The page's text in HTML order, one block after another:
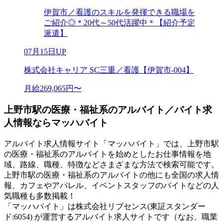
伊賀市／看護のスキルを発揮できる職場を
ご紹介◎＊20代～50代活躍中＊【紹介予定
派遣】
07月15日UP
株式会社キャリア SC三重／看護【伊賀市-004】
月給269,065円〜
上野市駅の医療・福祉系のアルバイト／バイト求
人情報ならマッハバイト
アルバイト求人情報サイト「マッハバイト」では、上野市駅
の医療・福祉系のアルバイトを始めとしたお仕事情報を地
域、路線、職種、特徴などさまざまな方法で検索可能です。
上野市駅の医療・福祉系のアルバイトの他にも全国の求人情
報、カフェやアパレル、イベントスタッフのバイトなどの人
気職種も多数掲載！
「マッハバイト」は株式会社リブセンス(東証スタンダー
ド:6054) が運営するアルバイト求人サイトです（なお、職業